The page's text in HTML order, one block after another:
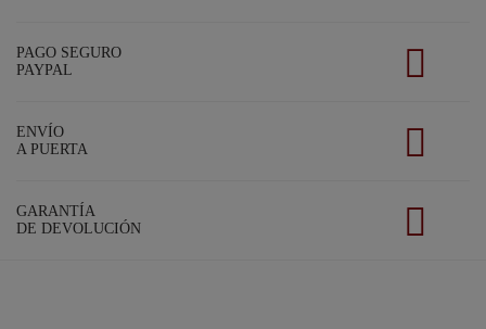
PAGO SEGURO
PAYPAL
ENVÍO
A PUERTA
GARANTÍA
DE DEVOLUCIÓN